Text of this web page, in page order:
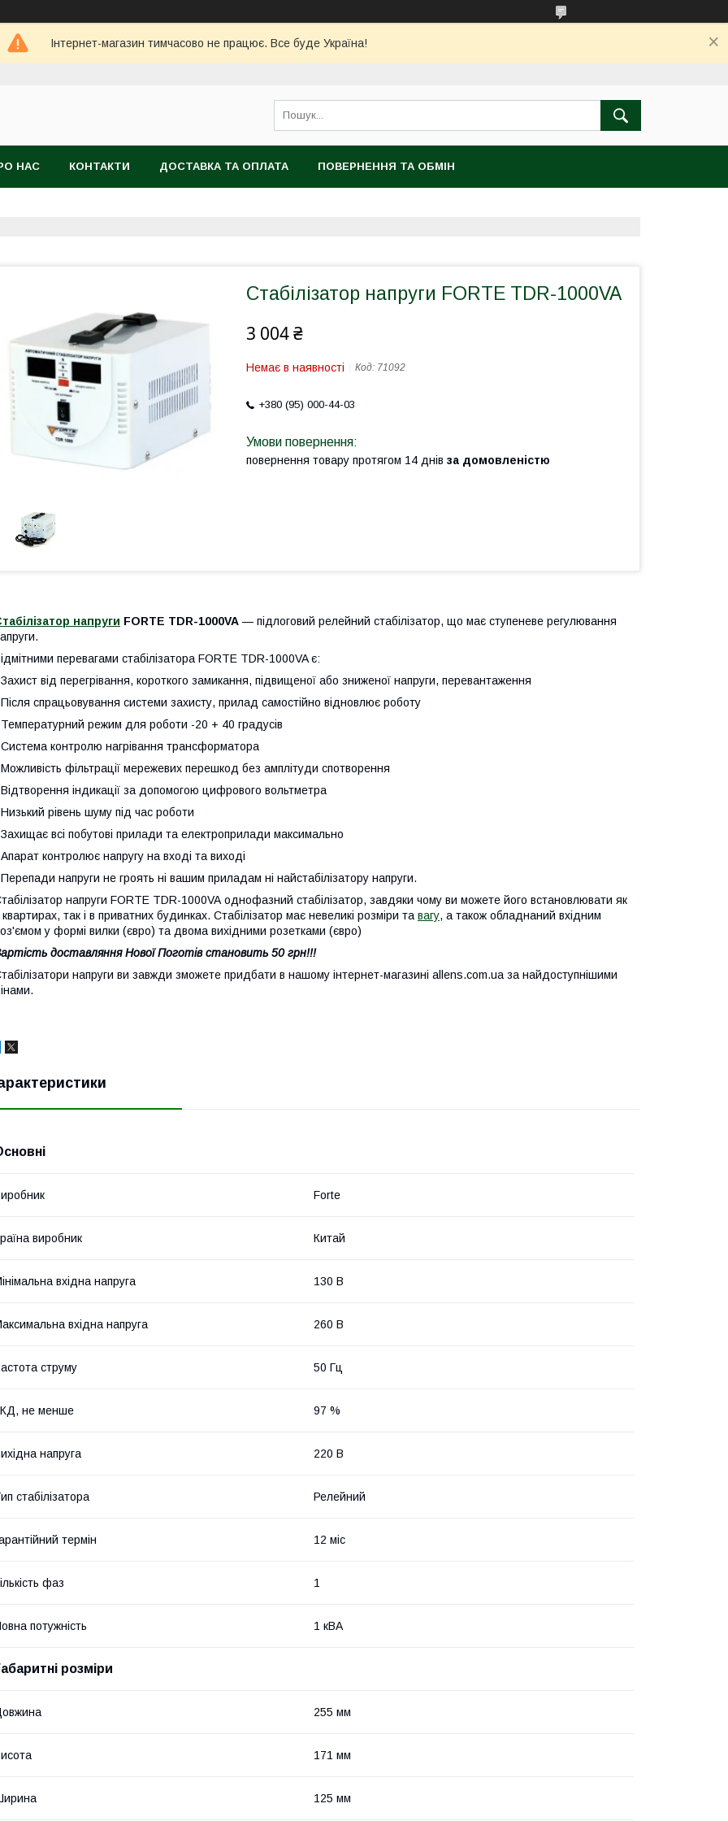
Інтернет-магазин тимчасово не працює. Все буде Україна!
НАС КОНТАКТИ ДОСТАВКА ТА ОПЛАТА ПОВЕРНЕННЯ ТА ОБМІН
Стабілізатор напруги FORTE TDR-1000VA
3 004 ₴
Немає в наявності Код: 71092
+380 (95) 000-44-03
повернення товару протягом 14 днів за домовленістю
напруги FORTE TDR-1000VA — підлоговий релейний стабілізатор, що має ступеневе регулювання
перевагами стабілізатора FORTE TDR-1000VA є:
від перегрівання, короткого замикання, підвищеної або зниженої напруги, перевантаження
спрацьовування системи захисту, прилад самостійно відновлює роботу
режим для роботи -20 + 40 градусів
контролю нагрівання трансформатора
фільтрації мережевих перешкод без амплітуди спотворення
індикації за допомогою цифрового вольтметра
рівень шуму під час роботи
всі побутові прилади та електроприлади максимально
контролює напругу на вході та виході
напруги не гроять ні вашим приладам ні найстабілізатору напруги.
напруги FORTE TDR-1000VA однофазний стабілізатор, завдяки чому ви можете його встановлювати як
квартирах, так і в приватних будинках. Стабілізатор має невеликі розміри та вагу, а також обладнаний вхідним
у формі вилки (євро) та двома вихідними розетками (євро)
доставляння Нової Поготів становить 50 грн!!!
напруги ви завжди зможете придбати в нашому інтернет-магазині allens.com.ua за найдоступнішими
Forte
виробник Китай
вхідна напруга 130 В
вхідна напруга 260 В
струму 50 Гц
не менше 97 %
напруга 220 В
стабілізатора Релейний
термін 12 міс
фаз 1
потужність 1 кВА
розміри
255 мм
171 мм
125 мм